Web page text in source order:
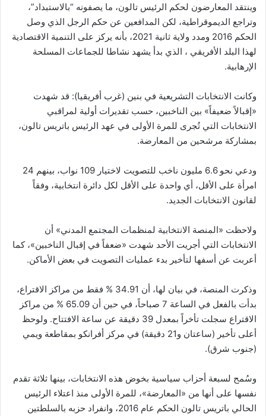
وينتقد المعارضون لحكم الرئيس تالون، ما يصفونه “بالاستبداد”،
وتراجع الديموقراطية، لكن المدافعين عن حكم الرجل الذي وصل
الحكم 2016 ومدد ولاية ثانية 2021، بأنه يركز على التنمية الاقتصادية
لهذا البلد الأفريقي ، الذي بدأ يشهد نشاطا للجماعات المسلحة
الإرهابية.
وكانت الانتخابات التشريعية في بنين (غرب أفريقيا): قد شهدت
«إقبالاً ضعيفاً» بين الناخبين، حسب تقديرات أولية لمراقبي
الانتخابات التي تُجرى للمرة الأولى في عهد الرئيس باتريس تالون،
بمشاركة مرشحين من المعارضة.
ودعي نحو 6.6 مليون ناخب للتصويت لاختيار 109 نواب، بينهم 24
امرأة على الأقل، أي واحدة على الأقل لكل دائرة انتخابية، وفقاً
لقانون الانتخابات الجديد.
ولاحظت «المنصة الانتخابية لمنظمات المجتمع المدني» أن
الانتخابات التي أجريت الأحد شهدت «ضعفاً في إقبال الناخبين»، كما
أعربت عن أسفها لتأخير بدء عمليات التصويت في بعض الأماكن.
وذكرت المنصة، في بيان لها، أن 34.91 % فقط من مراكز الاقتراع،
بدأت بالفعل في الساعة 7 صباحاً، في حين أن 65.09 % من مراكز
الاقتراع سجلت تأخراً بمعدل 39 دقيقة عن ساعة الافتتاح. ولوحظ
أعلى تأخير (ساعتان و21 دقيقة) في مركز أفرانكو بمقاطعة ويمي
(جنوب شرق).
وسُمح لسبعة أحزاب سياسية بخوض هذه الانتخابات، بينها ثلاثة تقدم
نفسها على أنها من «المعارضة»، للمرة الأولى منذ اعتلاء الرئيس
الحالي باتريس تالون الحكم عام 2016، وانفراد حزبه بالسلطتين